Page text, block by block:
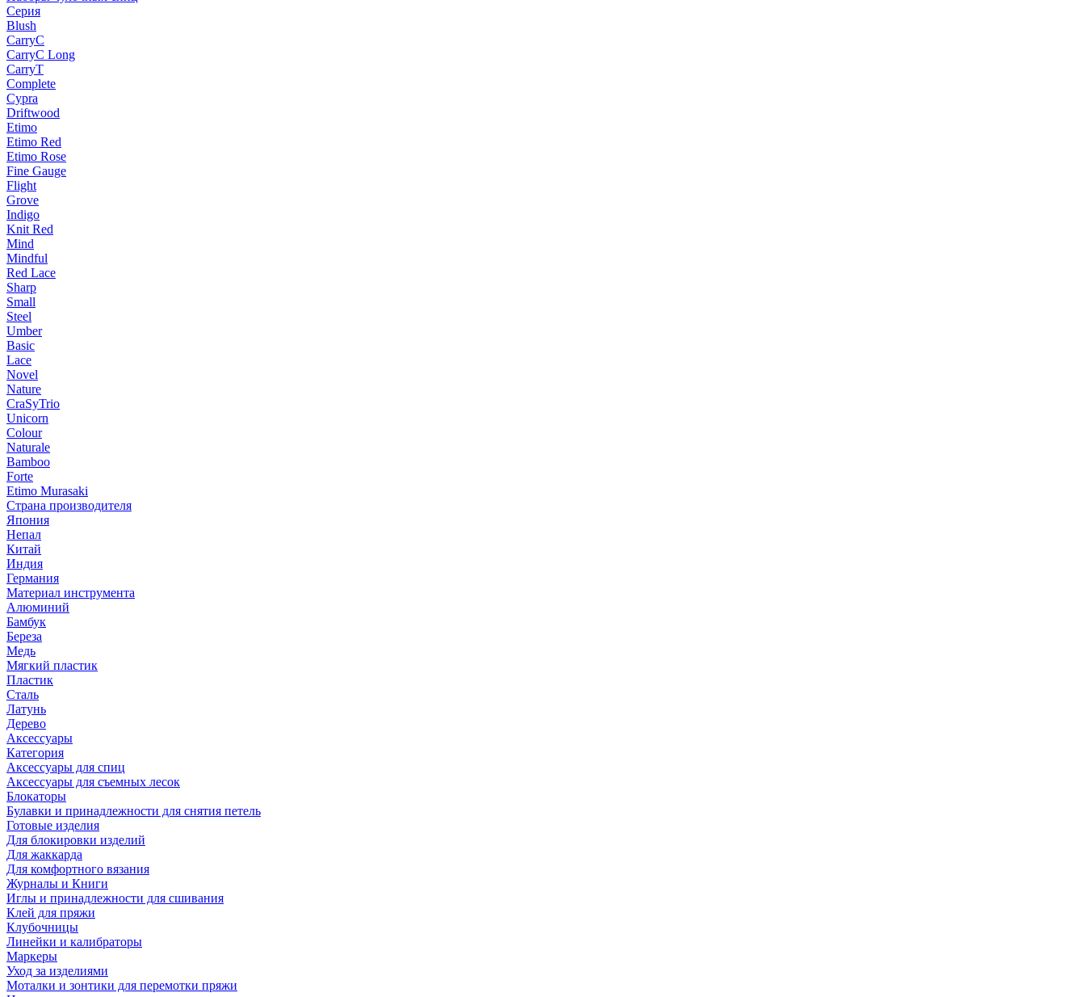
Серия
Blush
CarryC
CarryC Long
CarryT
Complete
Cypra
Driftwood
Etimo
Etimo Red
Etimo Rose
Fine Gauge
Flight
Grove
Indigo
Knit Red
Mind
Mindful
Red Lace
Sharp
Small
Steel
Umber
Basic
Lace
Novel
Nature
CraSyTrio
Unicorn
Colour
Naturale
Bamboo
Forte
Etimo Murasaki
Страна производителя
Япония
Непал
Китай
Индия
Германия
Материал инструмента
Алюминий
Бамбук
Береза
Медь
Мягкий пластик
Пластик
Сталь
Латунь
Дерево
Аксессуары
Категория
Аксессуары для спиц
Аксессуары для съемных лесок
Блокаторы
Булавки и принадлежности для снятия петель
Готовые изделия
Для блокировки изделий
Для жаккарда
Для комфортного вязания
Журналы и Книги
Иглы и принадлежности для сшивания
Клей для пряжи
Клубочницы
Линейки и калибраторы
Маркеры
Уход за изделиями
Моталки и зонтики для перемотки пряжи